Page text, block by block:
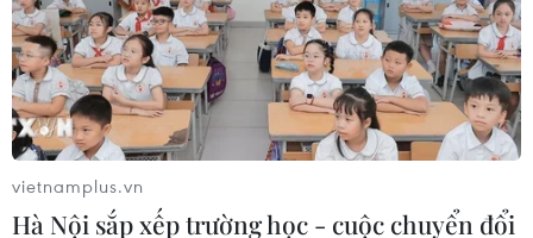
treo thưởng tiền tỷ, "Voi
chiến" quyết thắng
04/08/2026 09:19
thắng lợi trước Indonesia
04/08/2026 04:16
vietnamplus.vn
Hà Nội sắp xếp trường học - cuộc chuyển đổi